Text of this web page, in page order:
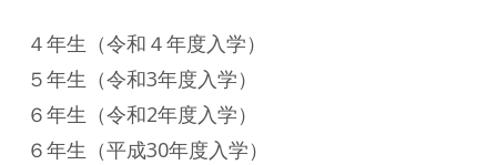
４年生（令和４年度入学）
５年生（令和3年度入学）
６年生（令和2年度入学）
６年生（平成30年度入学）